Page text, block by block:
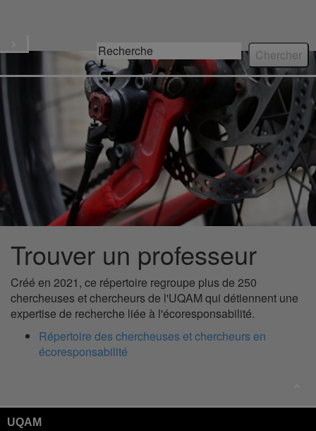
Trouver un professeur
Créé en 2021, ce répertoire regroupe plus de 250
chercheuses et chercheurs de l'UQAM qui détiennent une
expertise de recherche liée à l'écoresponsabilité.
Répertoire des chercheuses et chercheurs en
écoresponsabilité
UQAM